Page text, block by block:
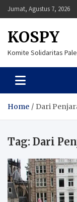
Skip
to
Jumat, Agustus 7, 2026
KOSPY
Komite Solidaritas
Home Dari
Tag: Dari